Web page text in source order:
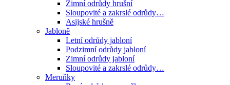
Zimní odrůdy hrušní
Sloupovité a zakrslé odrůdy…
Asijské hrušně
Jabloně
Letní odrůdy jabloní
Podzimní odrůdy jabloní
Zimní odrůdy jabloní
Sloupovité a zakrslé odrůdy…
Meruňky